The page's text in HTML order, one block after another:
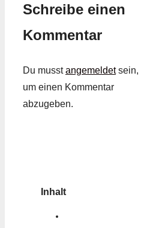
Schreibe einen
Kommentar
Du musstangemeldetsein,
um einen Kommentar
abzugeben.
Inhalt